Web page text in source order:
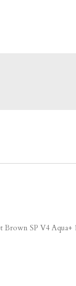
SP V4 Aqua+